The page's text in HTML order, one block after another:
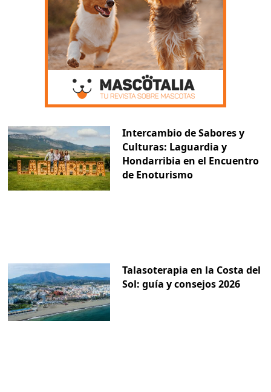
Intercambio de Sabores y
Culturas: Laguardia y
Hondarribia en el Encuentro
de Enoturismo
Talasoterapia en la Costa del
Sol: guía y consejos 2026